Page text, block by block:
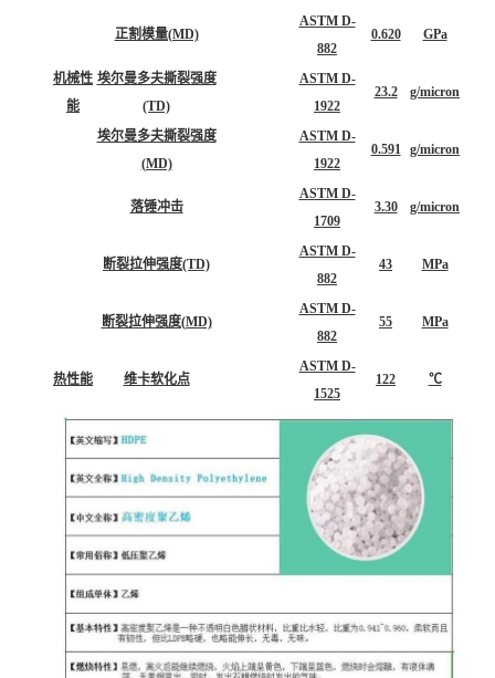
机械性
能
正割模量(MD)
ASTM D-
882
0.620 GPa
埃尔曼多夫撕裂强度
(TD)
ASTM D-
1922
23.2 g/micron
埃尔曼多夫撕裂强度
(MD)
ASTM D-
1922
0.591 g/micron
落锤冲击
ASTM D-
1709
3.30 g/micron
断裂拉伸强度(TD)
ASTM D-
882
43 MPa
断裂拉伸强度(MD)
ASTM D-
882
55 MPa
热性能 维卡软化点
ASTM D-
1525
122 ℃